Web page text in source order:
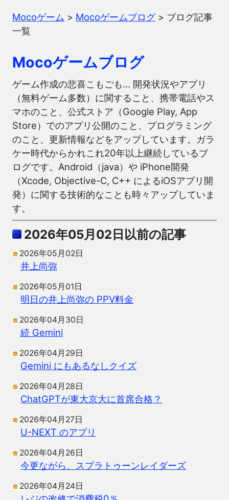
Mocoゲーム > Mocoゲームブログ> ブログ記事
一覧
Mocoゲームブログ
ゲーム作成の悲喜こもごも… 開発状況やアプリ
（無料ゲーム多数）に関すること、携帯電話やス
マホのこと、公式ストア（Google Play, App
Store）でのアプリ公開のこと、プログラミング
のこと、更新情報などをアップしています。ガラ
ケー時代からかれこれ20年以上継続しているブ
ログです。Android（java）や iPhone開発
（Xcode, Objective-C, C++ によるiOSアプリ開
発）に関する技術的なことも時々アップしていま
す。
2026年05月02日以前の記事
2026年05月02日
井上尚弥
2026年05月01日
明日の井上尚弥の PPV料金
2026年04月30日
続 Gemini
2026年04月29日
Gemini にもあるなしクイズ
2026年04月28日
ChatGPTが東大京大に首席合格？
2026年04月27日
U-NEXT のアプリ
2026年04月26日
今更ながら、スプラトゥーンレイダーズ
2026年04月24日